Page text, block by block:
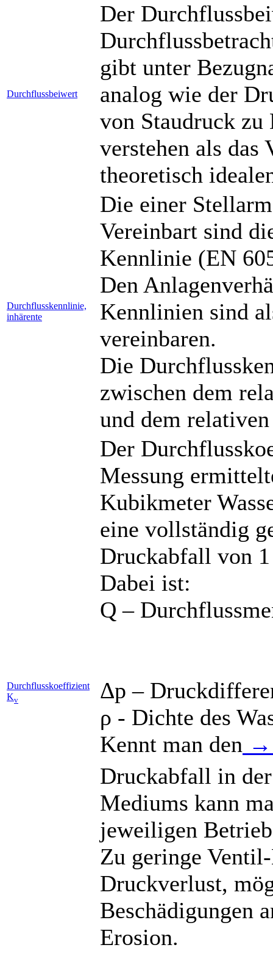
Durchflussbeiwert
Der
gibt unter
analog wie der
von Staudruck
verstehen als das
theoretisch
Durchflusskennlinie,
inhärente
Die einer
Vereinbart sind
Kennlinie (EN
Den
Kennlinien sind
vereinbaren.
Die
zwischen dem
und dem
Durchflusskoeffizient
Kv
Der
Messung
Kubikmeter
eine vollständig
Druckabfall von
Dabei ist:
Q –
Δp –
ρ - Dichte des
Kennt man den
Druckabfall in
Mediums kann
jeweiligen
Zu geringe
Druckverlust,
Beschädigungen
Erosion.